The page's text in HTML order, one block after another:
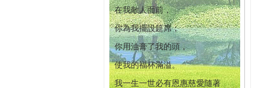
在我敵人面前，
你為我擺設筵席；
你用油膏了我的頭，
使我的福杯滿溢。
我一生一世必有恩惠慈愛隨著